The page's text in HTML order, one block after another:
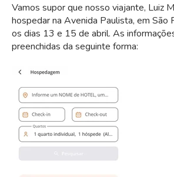
Vamos supor que nosso viajante, Luiz
hospedar na Avenida Paulista, em São
os dias 13 e 15 de abril. As
preenchidas da seguinte forma: